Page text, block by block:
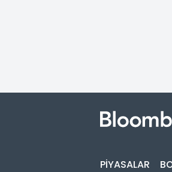
PİYASALAR